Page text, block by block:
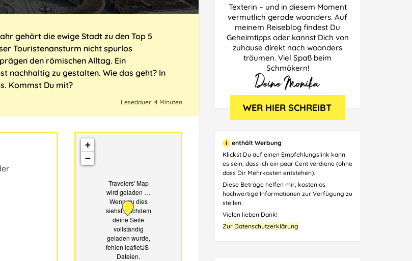
gehört die ewige Stadt zu den Top 5
Touristenansturm nicht spurlos
den römischen Alltag. Ein
nachhaltig zu gestalten. Wie das geht? In
Kommst Du mit?
Lesedauer: 4 Minuten
Travelers' Map
wird geladen …
Wenn du dies
siehst, nachdem
deine Seite
vollständig
geladen wurde,
fehlen leafletJS-
Dateien.
+
−
Texterin – und in diesem Moment
vermutlich gerade woanders. Auf
meinem Reiseblog findest Du
Geheimtipps oder kannst Dich von
zuhause direkt nach woanders
träumen. Viel Spaß beim
Schmökern!
i enthält Werbung
Klickst Du auf einen Empfehlungslink kann
es sein, dass ich ein paar Cent verdiene (ohne
dass Dir Mehrkosten entstehen).
Diese Beträge helfen mir, kostenlos
hochwertige Informationen zur Verfügung zu
stellen.
Vielen lieben Dank!
Zur Datenschutzerklärung